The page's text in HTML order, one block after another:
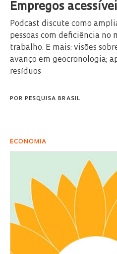
Empregos
Podcast discute como
pessoas com deficiência no
trabalho. E mais: visões
avanço em geocronologia;
resíduos
POR PESQUISA BRASIL
ECONOMIA